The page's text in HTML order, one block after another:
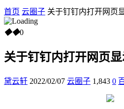
首页 云圈子 关于钉钉内打开网页
◆◆0
关于钉钉内打开网页
黛云轩 2022/02/07 云圈子 1,843 0